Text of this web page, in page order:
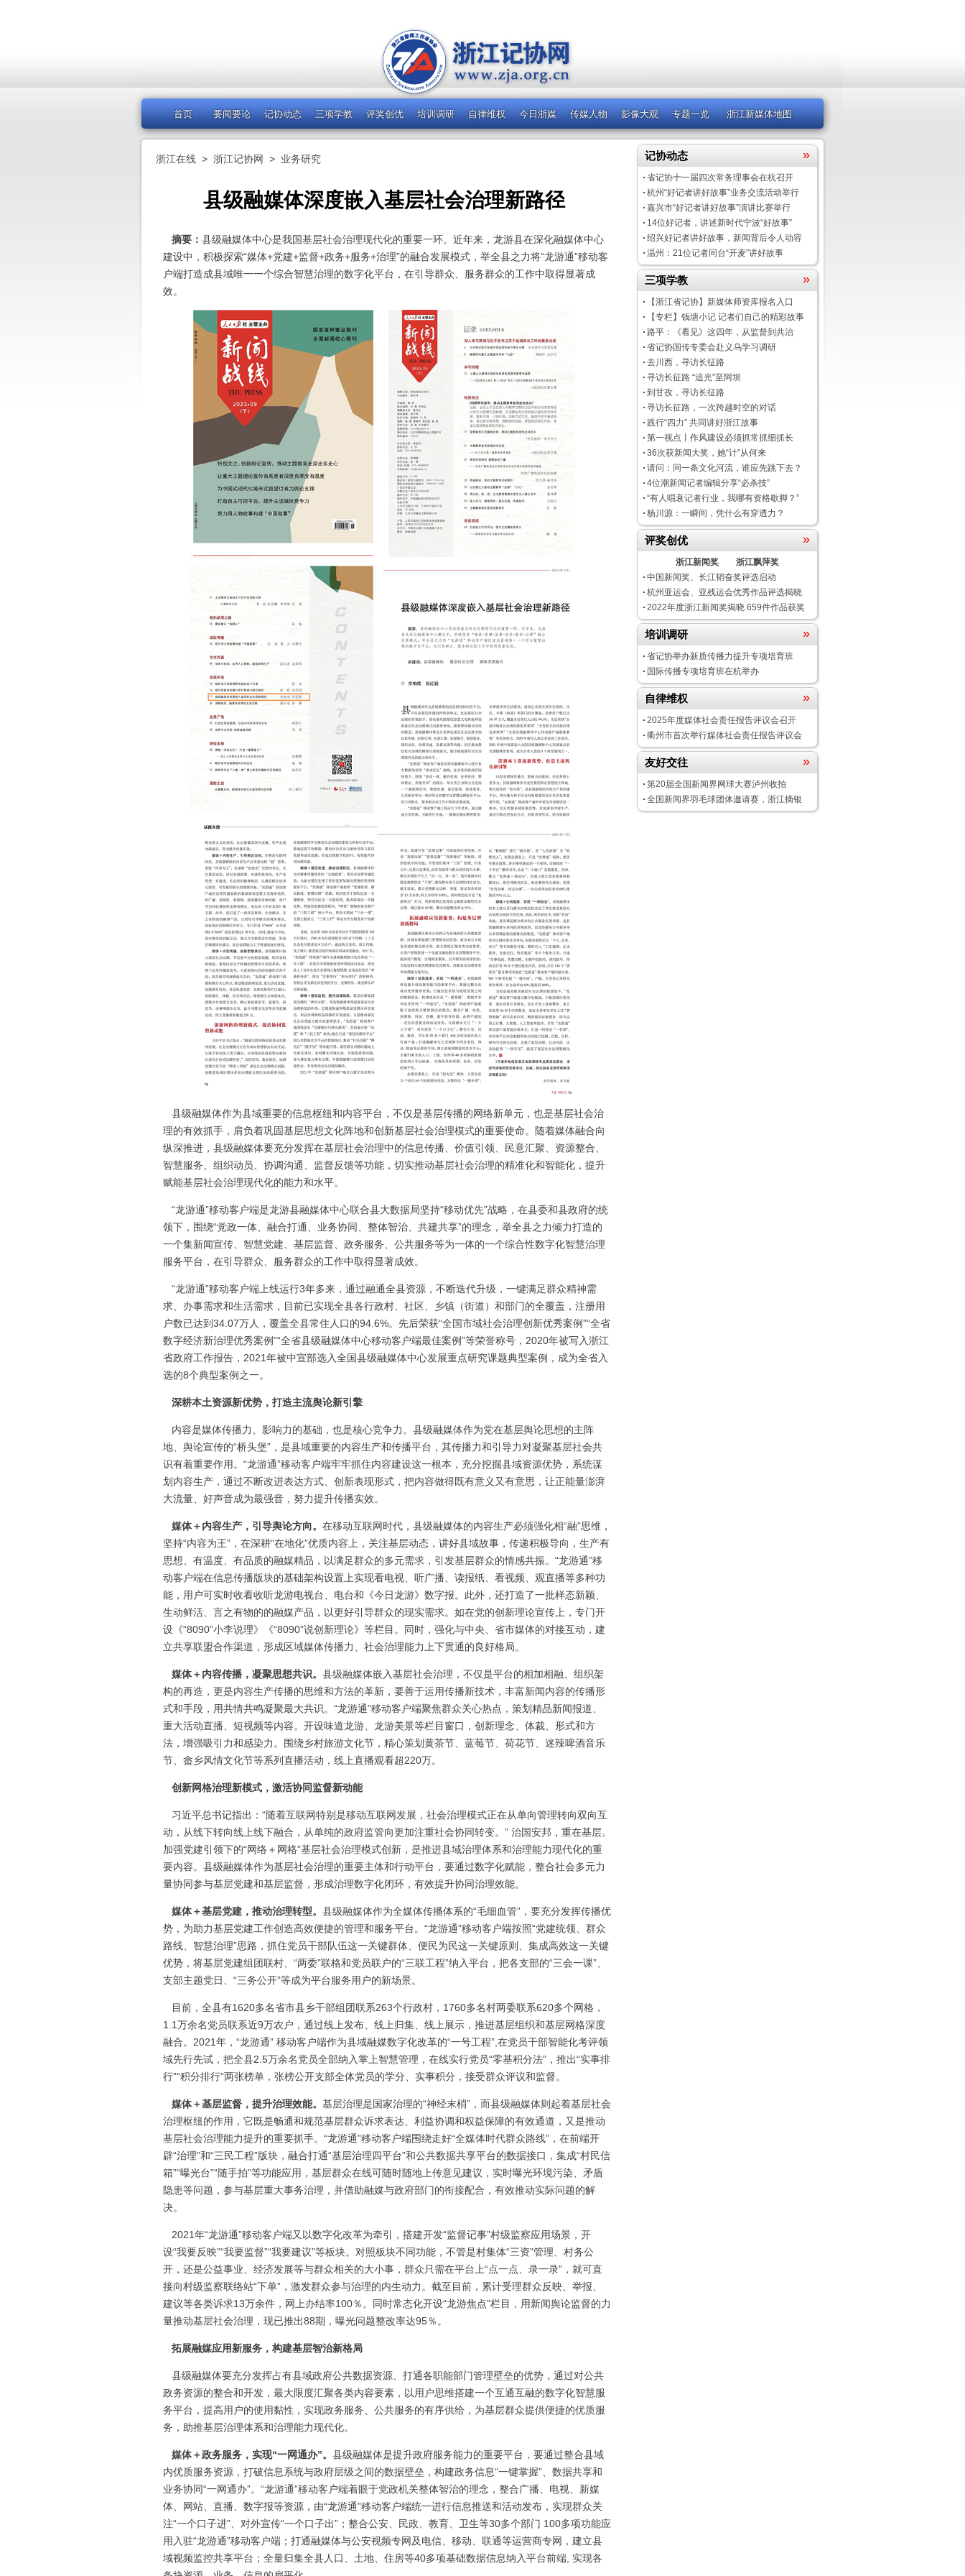
首页 要闻要论 记协动态 三项学教 评奖创优 培训调研 自律维权 今日浙媒 传媒人物 影像大观 专题一览 浙江新媒体地图
浙江在线 > 浙江记协网 > 业务研究
县级融媒体深度嵌入基层社会治理新路径
摘要： 县级融媒体中心是我国基层社会治理现代化的重要一环。近年来，龙游县在深化融媒体中心
建设中，积极探索“媒体+党建+监督+政务+服务+治理”的融合发展模式，举全县之力将“龙游通”移动客
户端打造成县域唯一一个综合智慧治理的数字化平台，在引导群众、服务群众的工作中取得显著成
效。
县级融媒体作为县域重要的信息枢纽和内容平台，不仅是基层传播的网络新单元，也是基层社会治
理的有效抓手，肩负着巩固基层思想文化阵地和创新基层社会治理模式的重要使命。随着媒体融合向
纵深推进，县级融媒体要充分发挥在基层社会治理中的信息传播、价值引领、民意汇聚、资源整合、
智慧服务、组织动员、协调沟通、监督反馈等功能，切实推动基层社会治理的精准化和智能化，提升
赋能基层社会治理现代化的能力和水平。
“龙游通”移动客户端是龙游县融媒体中心联合县大数据局坚持“移动优先”战略，在县委和县政府的统
领下，围绕“党政一体、融合打通、业务协同、整体智治、共建共享”的理念，举全县之力倾力打造的
一个集新闻宣传、智慧党建、基层监督、政务服务、公共服务等为一体的一个综合性数字化智慧治理
服务平台，在引导群众、服务群众的工作中取得显著成效。
“龙游通”移动客户端上线运行3年多来，通过融通全县资源，不断迭代升级，一键满足群众精神需
求、办事需求和生活需求，目前已实现全县各行政村、社区、乡镇（街道）和部门的全覆盖，注册用
户数已达到34.07万人，覆盖全县常住人口的94.6%。先后荣获“全国市域社会治理创新优秀案例”“全省
数字经济新治理优秀案例”“全省县级融媒体中心移动客户端最佳案例”等荣誉称号，2020年被写入浙江
省政府工作报告，2021年被中宣部选入全国县级融媒体中心发展重点研究课题典型案例，成为全省入
选的8个典型案例之一。
深耕本土资源新优势，打造主流舆论新引擎
内容是媒体传播力、影响力的基础，也是核心竞争力。县级融媒体作为党在基层舆论思想的主阵
地、舆论宣传的“桥头堡”，是县域重要的内容生产和传播平台，其传播力和引导力对凝聚基层社会共
识有着重要作用。“龙游通”移动客户端牢牢抓住内容建设这一根本，充分挖掘县域资源优势，系统谋
划内容生产，通过不断改进表达方式、创新表现形式，把内容做得既有意义又有意思，让正能量澎湃
大流量、好声音成为最强音，努力提升传播实效。
媒体＋内容生产，引导舆论方向。 在移动互联网时代，县级融媒体的内容生产必须强化相“融”思维，
坚持“内容为王”，在深耕“在地化”优质内容上，关注基层动态，讲好县域故事，传递积极导向，生产有
思想、有温度、有品质的融媒精品，以满足群众的多元需求，引发基层群众的情感共振。“龙游通”移
动客户端在信息传播版块的基础架构设置上实现看电视、听广播、读报纸、看视频、观直播等多种功
能，用户可实时收看收听龙游电视台、电台和《今日龙游》数字报。此外，还打造了一批样态新颖、
生动鲜活、言之有物的的融媒产品，以更好引导群众的现实需求。如在党的创新理论宣传上，专门开
设《“8090”小李说理》《“8090”说创新理论》等栏目。同时，强化与中央、省市媒体的对接互动，建
立共享联盟合作渠道，形成区域媒体传播力、社会治理能力上下贯通的良好格局。
媒体＋内容传播，凝聚思想共识。 县级融媒体嵌入基层社会治理，不仅是平台的相加相融、组织架
构的再造，更是内容生产传播的思维和方法的革新，要善于运用传播新技术，丰富新闻内容的传播形
式和手段，用共情共鸣凝聚最大共识。“龙游通”移动客户端聚焦群众关心热点，策划精品新闻报道、
重大活动直播、短视频等内容。开设味道龙游、龙游美景等栏目窗口，创新理念、体裁、形式和方
法，增强吸引力和感染力。围绕乡村旅游文化节，精心策划黄茶节、蓝莓节、荷花节、迷辣啤酒音乐
节、畲乡风情文化节等系列直播活动，线上直播观看超220万。
创新网格治理新模式，激活协同监督新动能
习近平总书记指出：“随着互联网特别是移动互联网发展，社会治理模式正在从单向管理转向双向互
动，从线下转向线上线下融合，从单纯的政府监管向更加注重社会协同转变。” 治国安邦，重在基层。
加强党建引领下的“网络＋网格”基层社会治理模式创新，是推进县域治理体系和治理能力现代化的重
要内容。县级融媒体作为基层社会治理的重要主体和行动平台，要通过数字化赋能，整合社会多元力
量协同参与基层党建和基层监督，形成治理数字化闭环，有效提升协同治理效能。
媒体＋基层党建，推动治理转型。 县级融媒体作为全媒体传播体系的“毛细血管”，要充分发挥传播优
势，为助力基层党建工作创造高效便捷的管理和服务平台。“龙游通”移动客户端按照“党建统领、群众
路线、智慧治理”思路，抓住党员干部队伍这一关键群体、便民为民这一关键原则、集成高效这一关键
优势，将基层党建组团联村、“两委”联格和党员联户的“三联工程”纳入平台，把各支部的“三会一课”、
支部主题党日、“三务公开”等成为平台服务用户的新场景。
目前，全县有1620多名省市县乡干部组团联系263个行政村，1760多名村两委联系620多个网格，
1.1万余名党员联系近9万农户，通过线上发布、线上归集、线上展示，推进基层组织和基层网格深度
融合。2021年，“龙游通” 移动客户端作为县域融媒数字化改革的“一号工程”,在党员干部智能化考评领
域先行先试，把全县2.5万余名党员全部纳入掌上智慧管理，在线实行党员“零基积分法”，推出“实事排
行”“积分排行”两张榜单，张榜公开支部全体党员的学分、实事积分，接受群众评议和监督。
媒体＋基层监督，提升治理效能。 基层治理是国家治理的“神经末梢”，而县级融媒体则起着基层社会
治理枢纽的作用，它既是畅通和规范基层群众诉求表达、利益协调和权益保障的有效通道，又是推动
基层社会治理能力提升的重要抓手。“龙游通”移动客户端围绕走好“全媒体时代群众路线”，在前端开
辟“治理”和“三民工程”版块，融合打通“基层治理四平台”和公共数据共享平台的数据接口，集成“村民信
箱”“曝光台”“随手拍”等功能应用，基层群众在线可随时随地上传意见建议，实时曝光环境污染、矛盾
隐患等问题，参与基层重大事务治理，并借助融媒与政府部门的衔接配合，有效推动实际问题的解
决。
2021年“龙游通”移动客户端又以数字化改革为牵引，搭建开发“监督记事”村级监察应用场景，开
设“我要反映”“我要监督”“我要建议”等板块。对照板块不同功能，不管是村集体“三资”管理、村务公
开，还是公益事业、经济发展等与群众相关的大小事，群众只需在平台上“点一点、录一录”，就可直
接向村级监察联络站“下单”，激发群众参与治理的内生动力。截至目前，累计受理群众反映、举报、
建议等各类诉求13万余件，网上办结率100％。同时常态化开设“龙游焦点”栏目，用新闻舆论监督的力
量推动基层社会治理，现已推出88期，曝光问题整改率达95％。
拓展融媒应用新服务，构建基层智治新格局
县级融媒体要充分发挥占有县域政府公共数据资源、打通各职能部门管理壁垒的优势，通过对公共
政务资源的整合和开发，最大限度汇聚各类内容要素，以用户思维搭建一个互通互融的数字化智慧服
务平台，提高用户的使用黏性，实现政务服务、公共服务的有序供给，为基层群众提供便捷的优质服
务，助推基层治理体系和治理能力现代化。
媒体＋政务服务，实现“一网通办”。 县级融媒体是提升政府服务能力的重要平台，要通过整合县域
内优质服务资源，打破信息系统与政府层级之间的数据壁垒，构建政务信息“一键掌握”、数据共享和
业务协同“一网通办”。“龙游通”移动客户端着眼于党政机关整体智治的理念，整合广播、电视、新媒
体、网站、直播、数字报等资源，由“龙游通”移动客户端统一进行信息推送和活动发布，实现群众关
注“一个口子进”、对外宣传“一个口子出”；整合公安、民政、教育、卫生等30多个部门 100多项功能应
用入驻“龙游通”移动客户端；打通融媒体与公安视频专网及电信、移动、联通等运营商专网，建立县
域视频监控共享平台；全量归集全县人口、土地、住房等40多项基础数据信息纳入平台前端, 实现各
记协动态 »
省记协十一届四次常务理事会在杭召开
杭州“好记者讲好故事”业务交流活动举行
嘉兴市“好记者讲好故事”演讲比赛举行
14位好记者，讲述新时代宁波“好故事”
绍兴好记者讲好故事，新闻背后令人动容
温州：21位记者同台“开麦”讲好故事
三项学教 »
【浙江省记协】新媒体师资库报名入口
【专栏】钱塘小记 记者们自己的精彩故事
路平：《看见》这四年，从监督到共治
省记协国传专委会赴义乌学习调研
去川西，寻访长征路
寻访长征路 “追光”至阿坝
到甘孜，寻访长征路
寻访长征路，一次跨越时空的对话
践行“四力” 共同讲好浙江故事
第一视点丨作风建设必须抓常抓细抓长
36次获新闻大奖，她“计”从何来
请问：同一条文化河流，谁应先跳下去？
4位潮新闻记者编辑分享“必杀技”
“有人唱衰记者行业，我哪有资格歇脚？”
杨川源：一瞬间，凭什么有穿透力？
评奖创优 »
浙江新闻奖
浙江飘萍奖
中国新闻奖、长江韬奋奖评选启动
杭州亚运会、亚残运会优秀作品评选揭晓
2022年度浙江新闻奖揭晓 659件作品获奖
培训调研 »
省记协举办新质传播力提升专项培育班
国际传播专项培育班在杭举办
自律维权 »
2025年度媒体社会责任报告评议会召开
衢州市首次举行媒体社会责任报告评议会
友好交往 »
第20届全国新闻界网球大赛泸州收拍
全国新闻界羽毛球团体邀请赛，浙江摘银